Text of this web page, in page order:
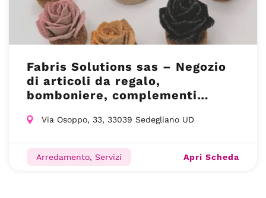
Fabris Solutions sas – Negozio
di articoli da regalo,
bomboniere, complementi
Via Osoppo, 33, 33039 Sedegliano UD
Arredamento, Servizi Apri Scheda